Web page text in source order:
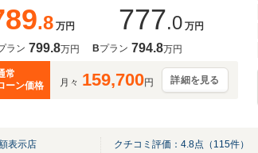
.8 万円 777.0 万円
ラン 799.8万円 Bプラン 794.8万円
常
ーン価格
月々 159,700円 詳細を見る
表示店
クチコミ評価： 4.8点（ 115件）